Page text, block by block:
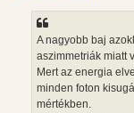
A nagyobb baj
aszimmetriák miatt
Mert az energia
minden foton
mértékben.